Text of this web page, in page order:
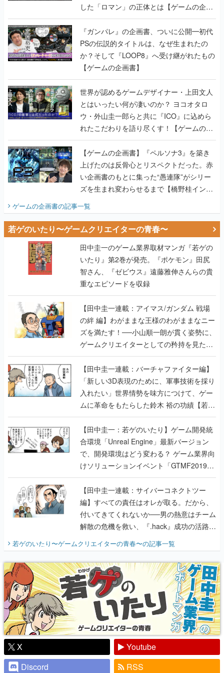
した「ロマン」の正体とは【ゲームの企画
書】
『ガンパレ』の企画書、ついに公開━初代
PSの伝説的タイトルは、なぜ生まれたの
か？そして『LOOP8』へ受け継がれたもの
【ゲームの企画書】
世界が認めるゲームデザイナー・上田文人
とはいったい何が凄いのか？ ヨコオタロ
ウ・外山圭一郎らと共に『ICO』に込めら
れたこだわりを語り尽くす！【ゲームの企
画書】
【ゲームの企画書】『ペルソナ3』を築き
上げたのは反骨心とリスペクトだった。赤
い企画書のもとに集った“愚連隊”がシリー
ズを生まれ変わらせるまで【橋野桂インタ
ゲームの企画書の記事一覧
若ゲのいたり〜ゲームクリエイターの青春〜
田中圭一のゲーム業界取材マンガ『若ゲの
いたり』第2巻が発売。『ポケモン』田尻
智さん、『ゼビウス』遠藤雅伸さんらの貴
重なエピソードを収録
【田中圭一連載：アイマス/ガンダム 戦場
の絆 編】わがままな王様のわがままなニー
ズを満たす！──小山順一朗が貫く姿勢に、
ゲームクリエイターとしての矜持を見た
【若ゲのいたり最終回】
【田中圭一連載：バーチャファイター編】
「新しい3D表現のために、軍事技術を採り
入れたい」世界情勢を味方につけて、ゲー
ムに革命をもたらした鈴木 裕の功績【若ゲ
のいたり】
【田中圭一：若ゲのいたり】ゲーム開発統
合環境「Unreal Engine」最新バージョン
で、開発環境はどう変わる？ ゲーム業界向
けソリューションイベント「GTMF2019」
に行って、より理解を深めよう【PR】
【田中圭一連載：サイバーコネクトツー
編】すべての責任はオレが取る。だから、
付いてきてくれないか──男の熱意はチーム
解散の危機を救い、『.hack』成功の活路を
『少年ジャンプ』色だった【若ゲのいた
り】
若ゲのいたり〜ゲームクリエイターの青春〜の記事一覧
X
Youtube
Discord
RSS